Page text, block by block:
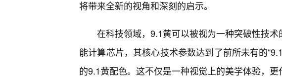
将带来全新的视角和深刻的启示。
在科技领域，9.1黄可以被视为一种突破性技
能计算芯片，其核心技术参数达到了前所未有的
的9.1黄配色。这不仅是一种视觉上的美学体验，